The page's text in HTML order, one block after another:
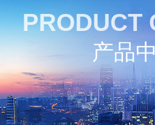
PRODUCT
产品